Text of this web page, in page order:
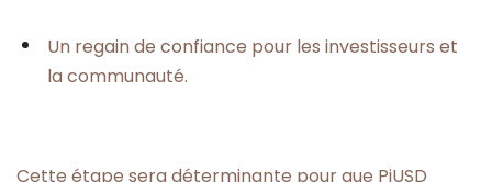
Un regain de confiance pour les investisseurs et
la communauté.
Cette étape sera déterminante pour que PiUSD